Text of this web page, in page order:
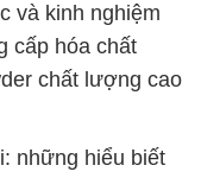
và kinh nghiệm
cấp hóa chất
chất lượng cao
những hiểu biết